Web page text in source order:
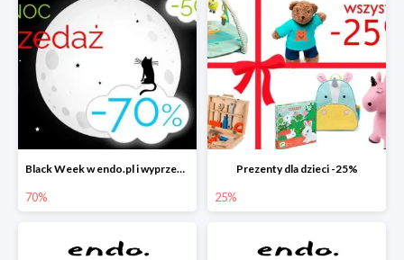
Black Week w endo.pl i wyprzedaże do -70&
70%
Prezenty dla dzieci -25%
25%